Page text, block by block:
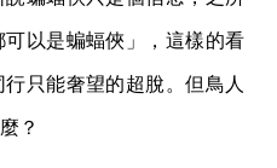
以是蝙蝠俠」，這樣的看
只能奢望的超脫。但鳥人
？